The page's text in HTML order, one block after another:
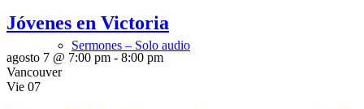
Sermones – Solo audio
Jóvenes en Victoria
agosto 7 @ 7:00 pm - 8:00 pm
Vancouver
Vie 07